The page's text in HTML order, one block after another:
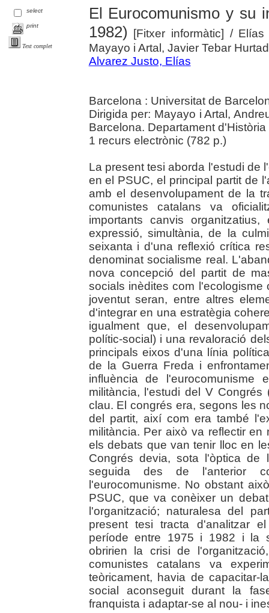
select
print
Text complet
El Eurocomunismo y su
1982) [Fitxer informàtic] / Elías
Mayayo i Artal, Javier Tebar
Alvarez Justo, Elías
Barcelona : Universitat de
Dirigida per: Mayayo i Artal,
Barcelona. Departament
1 recurs electrònic (782 p.)
La present tesi aborda l'estudi de
en el PSUC, el principal partit de
amb el desenvolupament de la
comunistes catalans va
importants canvis
expressió, simultània, de la
seixanta i d'una reflexió crítica
denominat socialisme real.
nova concepció del partit de
socials inèdites com
joventut seran, entre altres
d'integrar en una estratègia
igualment que, el
polític-social) i una revaloració
principals eixos d'una línia
de la Guerra Freda i
influència de
militància, l'estudi del V
clau. El congrés era, segons les
del partit, així com era també
militància. Per això va reflectir
els debats que van tenir lloc en
Congrés devia, sota l'òptica de
seguida des de l'anterior
l'eurocomunisme. No obstant
PSUC, que va conèixer un
l'organització; naturalesa del
present tesi tracta d'analitzar
període entre 1975 i 1982 i la
obririen la crisi de
comunistes catalans va
teòricament, havia de capacitar-
social aconseguit durant la
franquista i adaptar-se al nou- i